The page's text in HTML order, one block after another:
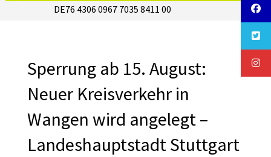
DE76 4306 0967 7035 8411 00
Sperrung ab 15. August:
Neuer Kreisverkehr in
Wangen wird angelegt –
Landeshauptstadt Stuttgart